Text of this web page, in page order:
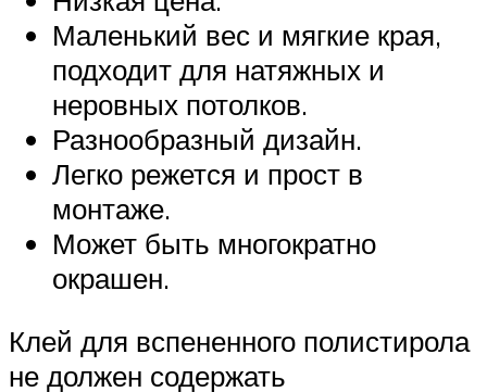
Маленький вес и мягкие края,
подходит для натяжных и
неровных потолков.
Разнообразный дизайн.
Легко режется и прост в
монтаже.
Может быть многократно
окрашен.
Клей для вспененного полистирола
не должен содержать